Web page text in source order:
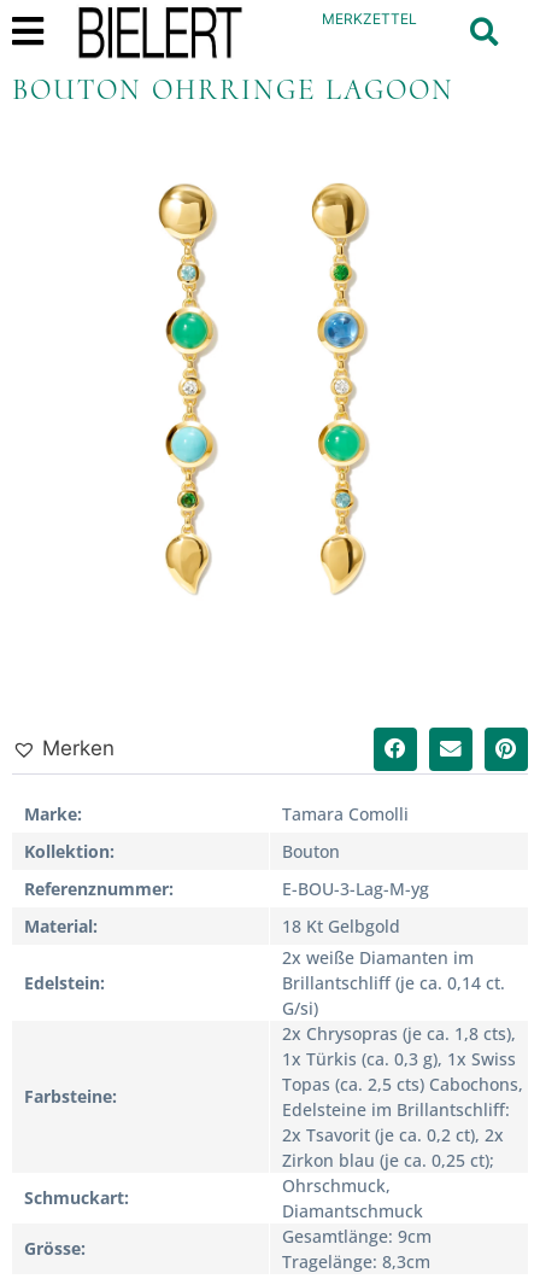
MERKZETTEL
BOUTON OHRRINGE LAGOON
Merken
Marke
Tamara Comolli
Kollektion
Bouton
Referenznummer
E-BOU-3-Lag-M-yg
Material
18 Kt Gelbgold
Edelstein
2x weiße Diamanten im
Brillantschliff (je ca. 0,14 ct.
G/si)
Farbsteine
2x Chrysopras (je ca. 1,8 cts),
1x Türkis (ca. 0,3 g), 1x Swiss
Topas (ca. 2,5 cts) Cabochons,
Edelsteine im Brillantschliff:
2x Tsavorit (je ca. 0,2 ct), 2x
Zirkon blau (je ca. 0,25 ct);
Schmuckart
Ohrschmuck,
Diamantschmuck
Grösse
Gesamtlänge: 9cm
Tragelänge: 8,3cm